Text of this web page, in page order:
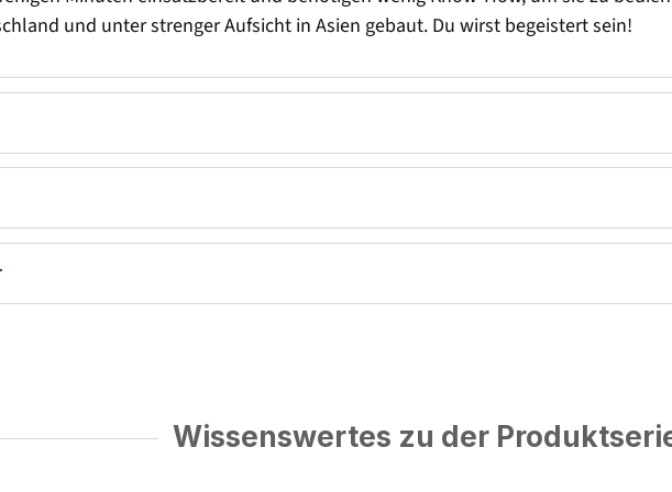
und unter strenger Aufsicht in Asien gebaut. Du wirst begeistert sein!
Wissenswertes zu der